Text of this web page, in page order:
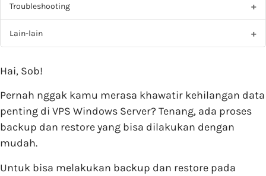
Troubleshooting
Lain-lain
Hai, Sob!
Pernah nggak kamu merasa khawatir kehilangan data
penting di VPS Windows Server? Tenang, ada proses
backup dan restore yang bisa dilakukan dengan
mudah.
Untuk bisa melakukan backup dan restore pada